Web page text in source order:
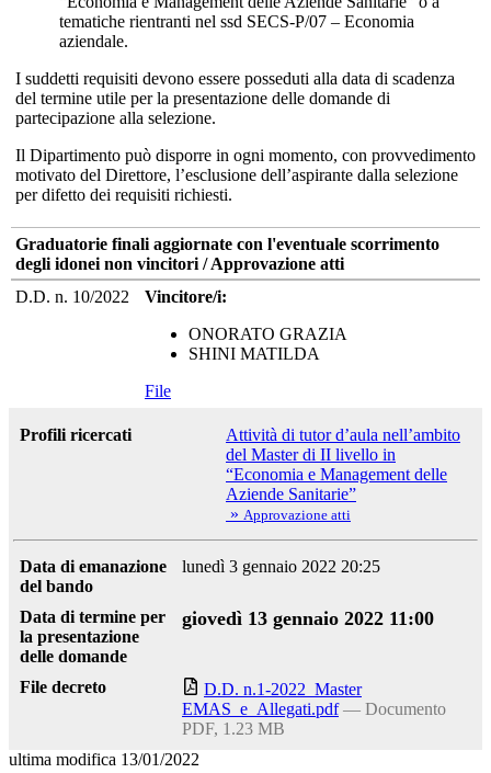
tematiche rientranti nel ssd SECS-P/07 – Economia
aziendale.
I suddetti requisiti devono essere posseduti alla data di scadenza
del termine utile per la presentazione delle domande di
partecipazione alla selezione.
Il Dipartimento può disporre in ogni momento, con provvedimento
motivato del Direttore, l’esclusione dell’aspirante dalla selezione
per difetto dei requisiti richiesti.
Graduatorie finali aggiornate con l'eventuale scorrimento
degli idonei non vincitori / Approvazione atti
D.D. n. 10/2022
Vincitore/i:
ONORATO GRAZIA
SHINI MATILDA
File
Profili ricercati
Attività di tutor d’aula nell’ambito
del Master di II livello in
“Economia e Management delle
Aziende Sanitarie”
» Approvazione atti
Data di emanazione
del bando
lunedì 3 gennaio 2022 20:25
Data di termine per
la presentazione
delle domande
giovedì 13 gennaio 2022 11:00
File decreto
D.D. n.1-2022_Master
EMAS_e_Allegati.pdf — Documento
PDF, 1.23 MB
ultima modifica 13/01/2022